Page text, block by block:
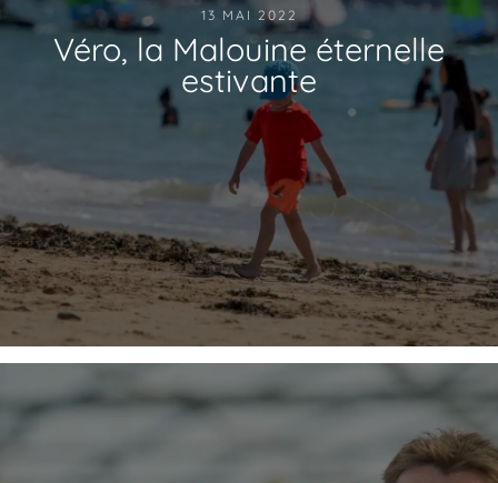
13 MAI 2022
Véro, la Malouine éternelle
estivante